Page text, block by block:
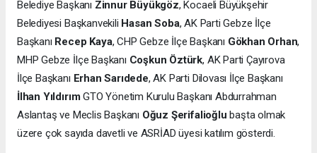
Belediye Başkanı Zinnur Büyükgöz, Kocaeli Büyükşehir
Belediyesi Başkanvekili Hasan Soba, AK Parti Gebze İlçe
Başkanı Recep Kaya, CHP Gebze İlçe Başkanı Gökhan Orhan,
MHP Gebze İlçe Başkanı Coşkun Öztürk, AK Parti Çayırova
İlçe Başkanı Erhan Sarıdede, AK Parti Dilovası İlçe Başkanı
İlhan YıldırımGTO Yönetim Kurulu Başkanı Abdurrahman
Aslantaş ve Meclis Başkanı Oğuz Şerifalioğlu başta olmak
üzere çok sayıda davetli ve ASRİAD üyesi katılım gösterdi.